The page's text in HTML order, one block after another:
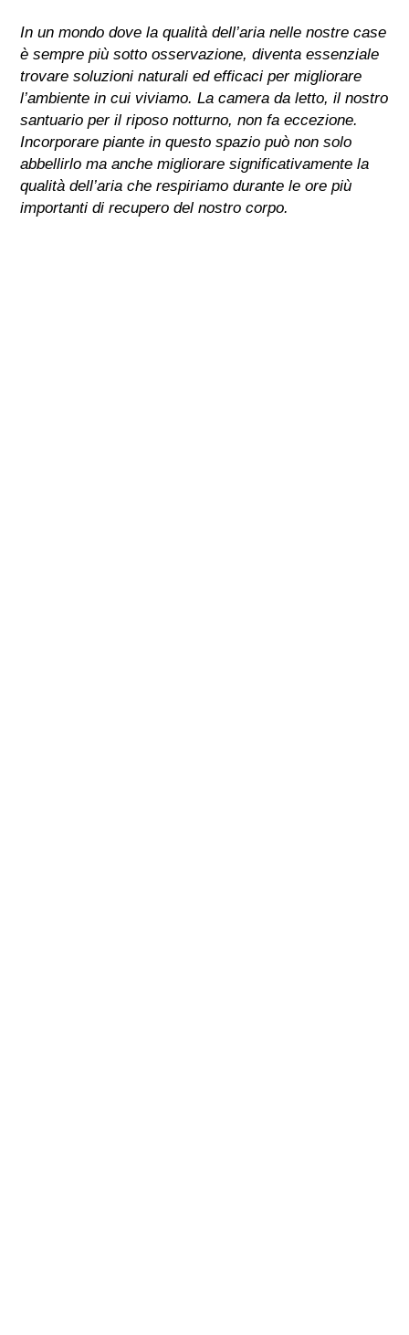
In un mondo dove la qualità dell’aria nelle nostre case
è sempre più sotto osservazione, diventa essenziale
trovare soluzioni naturali ed efficaci per migliorare
l’ambiente in cui viviamo. La camera da letto, il nostro
santuario per il riposo notturno, non fa eccezione.
Incorporare piante in questo spazio può non solo
abbellirlo ma anche migliorare significativamente la
qualità dell’aria che respiriamo durante le ore più
importanti di recupero del nostro corpo.